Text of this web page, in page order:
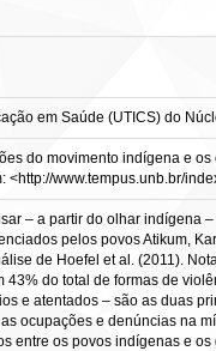
em Saúde (UTICS) do
do movimento indígena e
www.tempus.unb.br/
– a partir do olhar
pelos povos Atikum,
de Hoefel et al. (2011).
do total de formas de
e atentados – são as duas
ocupações e denúncias na
entre os povos indígenas e